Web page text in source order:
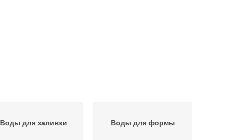
Воды для заливки Воды для формы